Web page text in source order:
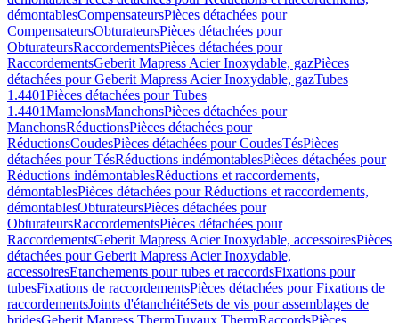
démontablesCompensateursPièces détachées pour
CompensateursObturateursPièces détachées pour
ObturateursRaccordementsPièces détachées pour
RaccordementsGeberit Mapress Acier Inoxydable, gazPièces
détachées pour Geberit Mapress Acier Inoxydable, gazTubes
1.4401Pièces détachées pour Tubes
1.4401MamelonsManchonsPièces détachées pour
ManchonsRéductionsPièces détachées pour
RéductionsCoudesPièces détachées pour CoudesTésPièces
détachées pour TésRéductions indémontablesPièces détachées pour
Réductions indémontablesRéductions et raccordements,
démontablesPièces détachées pour Réductions et raccordements,
démontablesObturateursPièces détachées pour
ObturateursRaccordementsPièces détachées pour
RaccordementsGeberit Mapress Acier Inoxydable, accessoiresPièces
détachées pour Geberit Mapress Acier Inoxydable,
accessoiresEtanchements pour tubes et raccordsFixations pour
tubesFixations de raccordementsPièces détachées pour Fixations de
raccordementsJoints d'étanchéitéSets de vis pour assemblages de
bridesGeberit Mapress ThermTuyaux ThermRaccordsPièces